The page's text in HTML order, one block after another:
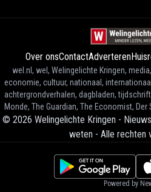
Over onsContactAdverteren
wel.nl, wel, Welingelichte Kringen,
economie, cultuur, nationaal,
achtergrondverhalen, dagbladen,
Monde, The Guardian, The Economist,
© 2026 Welingelichte Kringen -
weten - Alle rechten
Powered by